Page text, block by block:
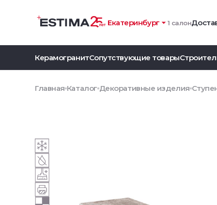
Екатеринбург 1 салон
КерамогранитСопутствующие товары
Главная Каталог Декоративные изделия